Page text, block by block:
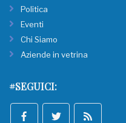
Politica
Eventi
Chi Siamo
Aziende in vetrina
#SEGUICI: